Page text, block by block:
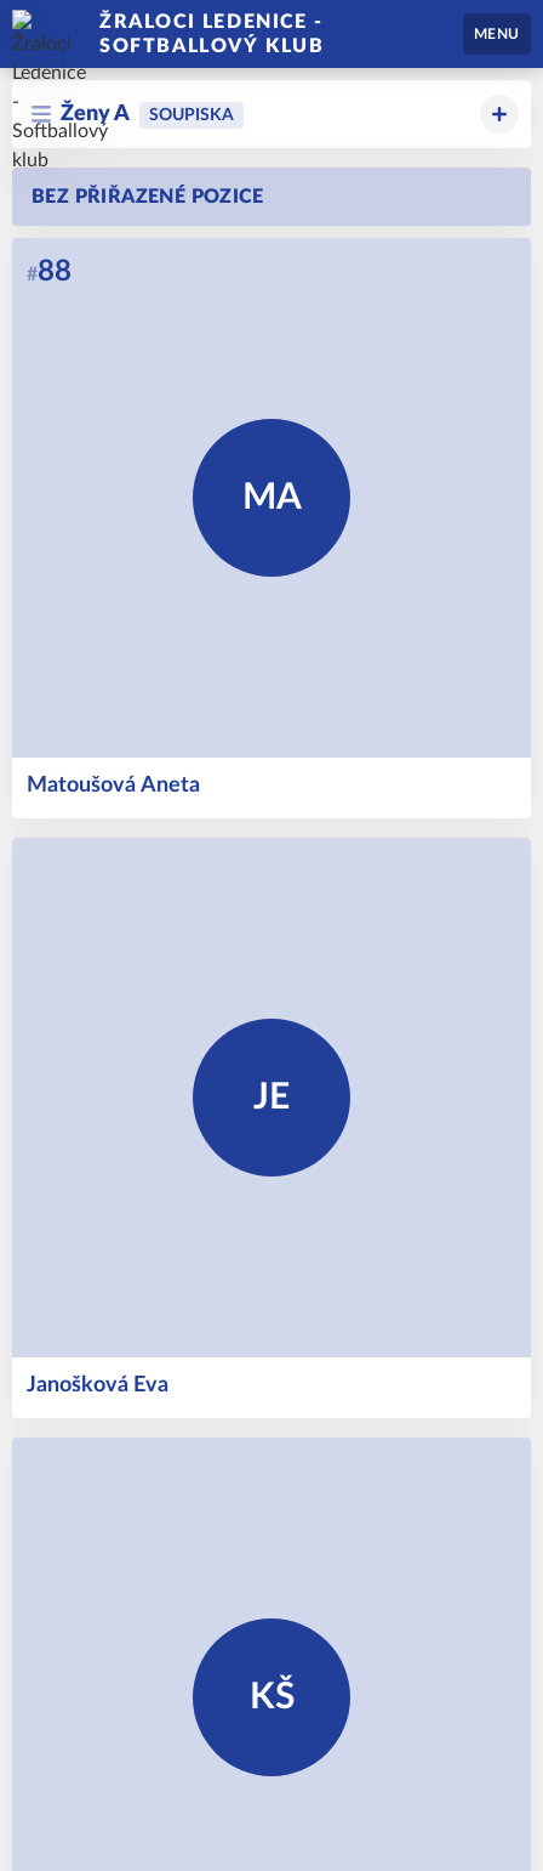
ŽRALOCI LEDENICE -
SOFTBALLOVÝ KLUB
MENU
Ženy A SOUPISKA
BEZ PŘIŘAZENÉ POZICE
MA
Aneta
Matoušová
#88
JE
Eva
Janošková
KŠ